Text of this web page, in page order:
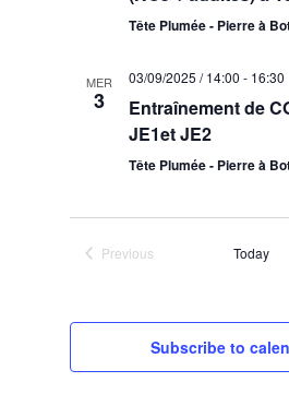
Tête Plumée - Pierre à
MER
3
03/09/2025 / 14:00 - 16:30
Entraînement de
JE1et JE2
Tête Plumée - Pierre à
Previous
Today
Subscribe to